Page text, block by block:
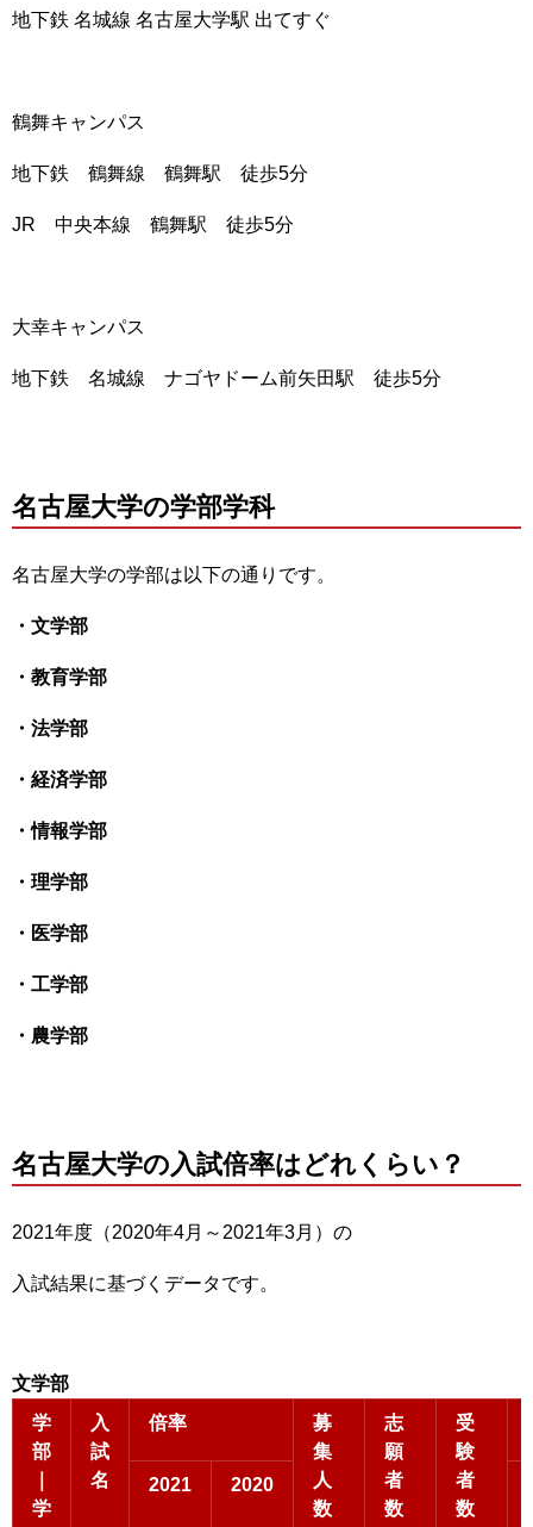
地下鉄 名城線 名古屋大学駅 出てすぐ
鶴舞キャンパス
地下鉄 鶴舞線 鶴舞駅 徒歩5分
JR 中央本線 鶴舞駅 徒歩5分
大幸キャンパス
地下鉄 名城線 ナゴヤドーム前矢田駅 徒歩5分
名古屋大学の学部学科
名古屋大学の学部は以下の通りです。
・文学部
・教育学部
・法学部
・経済学部
・情報学部
・理学部
・医学部
・工学部
・農学部
名古屋大学の入試倍率はどれくらい？
2021年度（2020年4月～2021年3月）の
入試結果に基づくデータです。
文学部
学
部
学
入
試
名
倍率
募
集
人
数
志
願
者
数
受
験
者
数
2021 2020